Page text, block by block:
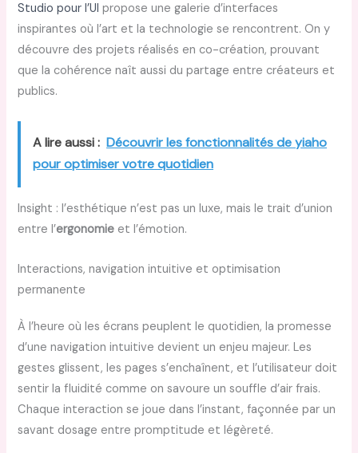
Studio pour l’UI propose une galerie d’interfaces
inspirantes où l’art et la technologie se rencontrent. On y
découvre des projets réalisés en co-création, prouvant
que la cohérence naît aussi du partage entre créateurs et
publics.
A lire aussi : Découvrir les fonctionnalités de yiaho
pour optimiser votre quotidien
Insight : l’esthétique n’est pas un luxe, mais le trait d’union
entre l’ergonomie et l’émotion.
Interactions, navigation intuitive et optimisation
permanente
À l’heure où les écrans peuplent le quotidien, la promesse
d’une navigation intuitive devient un enjeu majeur. Les
gestes glissent, les pages s’enchaînent, et l’utilisateur doit
sentir la fluidité comme on savoure un souffle d’air frais.
Chaque interaction se joue dans l’instant, façonnée par un
savant dosage entre promptitude et légèreté.